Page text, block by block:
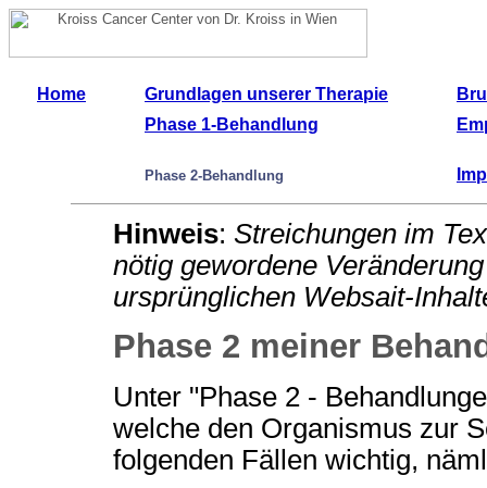
Home Grundlagen unserer Therapie
Phase 1-Behandlung
Phase 2-Behandlung
Hinweis:Streichungen im
nötig gewordene
ursprünglichen Websait-
Phase 2 meiner
Unter "Phase 2 -
welche den Organismus zur
folgenden Fällen wichtig,